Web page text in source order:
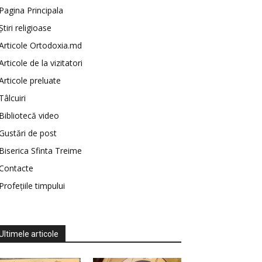
Principala
religioase
Ortodoxia.md
de la vizitatori
preluate
video
de post
Sfinta Treime
timpului
articole